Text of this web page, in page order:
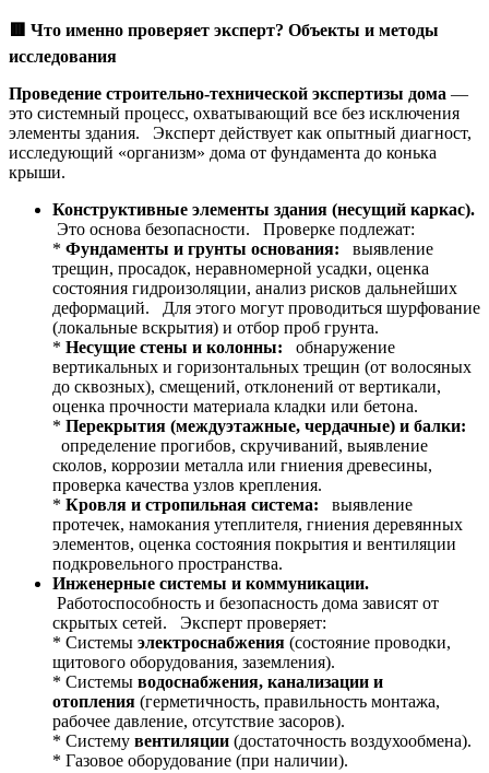
Что именно проверяет эксперт? Объекты и методы
исследования
Проведение строительно-технической экспертизы дома —
это системный процесс, охватывающий все без исключения
элементы здания. Эксперт действует как опытный диагност,
исследующий «организм» дома от фундамента до конька
крыши.
Конструктивные элементы здания (несущий каркас).
Это основа безопасности. Проверке подлежат:
* Фундаменты и грунты основания:
выявление
трещин, просадок, неравномерной усадки, оценка
состояния гидроизоляции, анализ рисков дальнейших
деформаций. Для этого могут проводиться шурфование
(локальные вскрытия) и отбор проб грунта.
* Несущие стены и колонны:
обнаружение
вертикальных и горизонтальных трещин (от волосяных
до сквозных), смещений, отклонений от вертикали,
оценка прочности материала кладки или бетона.
* Перекрытия (междуэтажные, чердачные) и балки:
определение прогибов, скручиваний, выявление
сколов, коррозии металла или гниения древесины,
проверка качества узлов крепления.
* Кровля и стропильная система:
выявление
протечек, намокания утеплителя, гниения деревянных
элементов, оценка состояния покрытия и вентиляции
подкровельного пространства.
Инженерные системы и коммуникации.
Работоспособность и безопасность дома зависят от
скрытых сетей. Эксперт проверяет:
* Системы электроснабжения (состояние проводки,
щитового оборудования, заземления).
* Системы водоснабжения, канализации и
отопления (герметичность, правильность монтажа,
рабочее давление, отсутствие засоров).
* Систему вентиляции (достаточность воздухообмена).
* Газовое оборудование (при наличии).